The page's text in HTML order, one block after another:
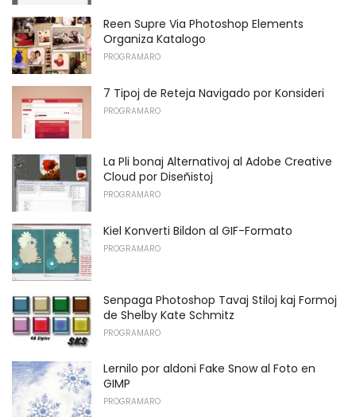
Reen Supre Via Photoshop Elements
Organiza Katalogo
PROGRAMARO
7 Tipoj de Reteja Navigado por Konsideri
PROGRAMARO
La Pli bonaj Alternativoj al Adobe Creative
Cloud por Diseñistoj
PROGRAMARO
Kiel Konverti Bildon al GIF-Formato
PROGRAMARO
Senpaga Photoshop Tavaj Stiloj kaj Formoj
de Shelby Kate Schmitz
PROGRAMARO
Lernilo por aldoni Fake Snow al Foto en
GIMP
PROGRAMARO